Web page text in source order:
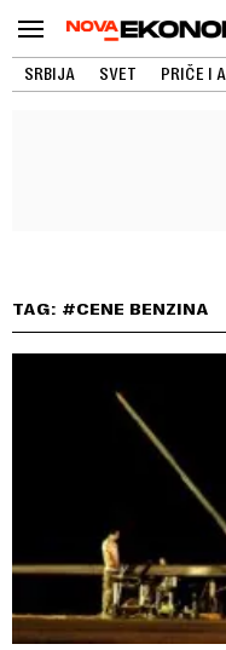
SRBIJA SVET PRIČE I
TAG: #CENE BENZINA